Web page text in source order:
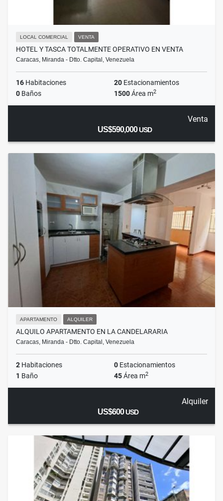
LOCAL COMERCIAL VENTA
HOTEL Y TASCA TOTALMENTE OPERATIVO EN VENTA
Caracas, Miranda - Dtto. Capital, Venezuela
16 Habitaciones 20 Estacionamientos
0 Baños 1500Área m2
Venta
US$590,000USD
APARTAMENTO ALQUILER
ALQUILO APARTAMENTO EN LA CANDELARARIA
Caracas, Miranda - Dtto. Capital, Venezuela
2 Habitaciones 0 Estacionamientos
1 Baño 45Área m2
Alquiler
US$600USD